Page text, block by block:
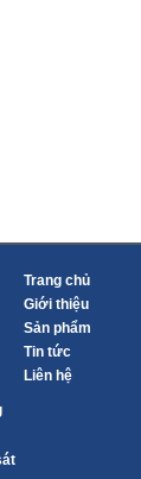
Trang chủ
Giới thiệu
Sản phẩm
Tin tức
Liên hệ